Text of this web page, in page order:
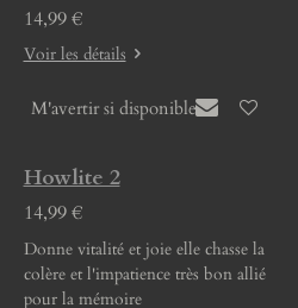
14,99 €
Voir les détails
M'avertir si disponible
Howlite 2
14,99 €
Donne vitalité et joie elle chasse la
colère et l'impatience très bon allié
pour la mémoire